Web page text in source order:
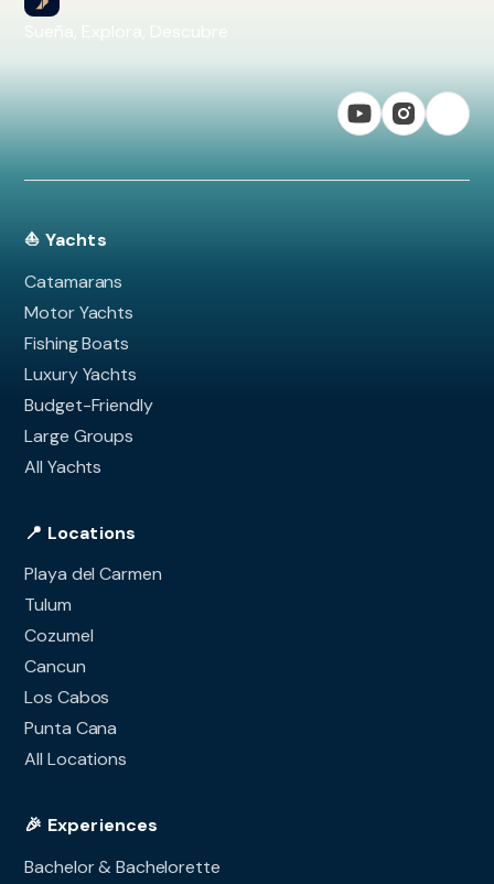
⛵ Yachts
Catamarans
Motor Yachts
Fishing Boats
Luxury Yachts
Budget-Friendly
Large Groups
All Yachts
📍 Locations
Playa del Carmen
Tulum
Cozumel
Cancun
Los Cabos
Punta Cana
All Locations
🎉 Experiences
Bachelor & Bachelorette